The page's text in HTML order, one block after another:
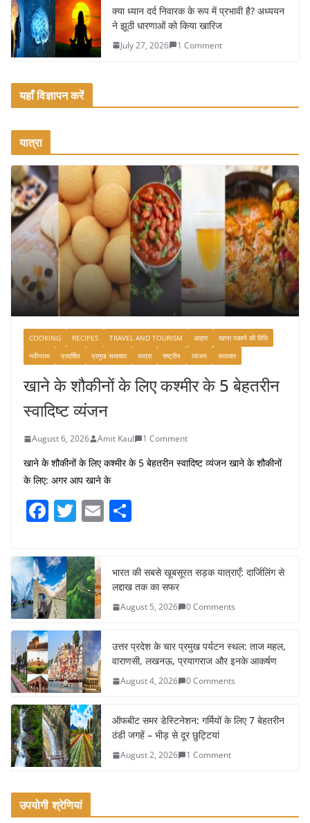
क्या ध्यान दर्द निवारक के रूप में प्रभावी है? अध्ययन
ने झूठी धारणाओं को किया खारिज
July 27, 2026 1 Comment
यहाँ विज्ञापन करें
यात्रा
COOKING RECIPES TRAVEL AND TOURISM आहार
खाना पकाने की विधि
नवीनतम
प्रदर्शित प्रमुख समाचार यात्रा राष्ट्रीय व्यंजन समाचार
खाने के शौकीनों के लिए कश्मीर के 5 बेहतरीन
स्वादिष्ट व्यंजन
August 6, 2026 Amit Kaul 1 Comment
खाने के शौकीनों के लिए कश्मीर के 5 बेहतरीन स्वादिष्ट व्यंजन खाने के शौकीनों
के लिए: अगर आप खाने के
F
c
e
b
o
o
k
T
itt
er
E
e
भारत की सबसे खूबसूरत सड़क यात्राएँ: दार्जिलिंग से
लद्दाख तक का सफर
August 5, 2026 0 Comments
उत्तर प्रदेश के चार प्रमुख पर्यटन स्थल: ताज महल,
वाराणसी, लखनऊ, प्रयागराज और इनके आकर्षण
August 4, 2026 0 Comments
ऑफबीट समर डेस्टिनेशन: गर्मियों के लिए 7 बेहतरीन
ठंडी जगहें – भीड़ से दूर छुट्टियां
August 2, 2026 1 Comment
उपयोगी श्रेणियां